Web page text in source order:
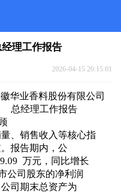
理工作报告
2026-04-15 20:15:01
股份有限公司
作报告
、销售收入等核心指
报告期内，公
万元，同比增长
公司股东的净利润
司期末总资产为